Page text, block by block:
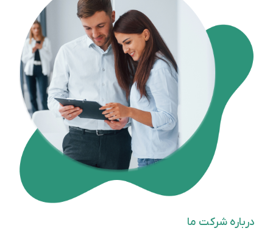
درباره شرکت ما